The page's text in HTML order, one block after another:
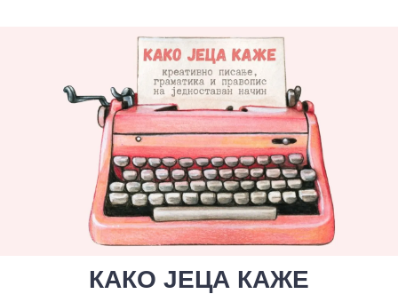
КАКО ЈЕЦА КАЖЕ